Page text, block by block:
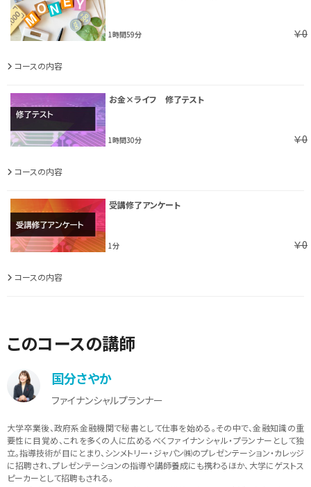
1時間59分 ￥0
コースの内容
お金×ライフ 修了テスト
1時間30分 ￥0
コースの内容
受講修了アンケート
1分 ￥0
コースの内容
このコースの講師
国分さやか
ファイナンシャルプランナー
大学卒業後、政府系金融機関で秘書として仕事を始める。その中で、金融知識の重
要性に目覚め、これを多くの人に広めるべくファイナンシャル・プランナーとして独
立。指導技術が目にとまり、シンメトリー・ジャパン㈱のプレゼンテーション・カレッジ
に招聘され、プレゼンテーションの指導や講師養成にも携わるほか、大学にゲストス
ピーカーとして招聘もされる。